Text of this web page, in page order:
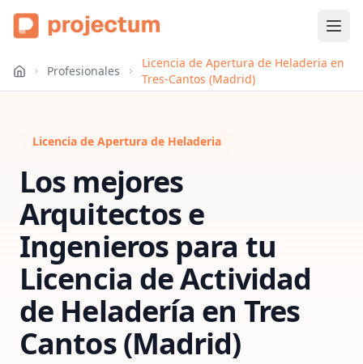
Profesionales
Licencia de Apertura de Heladeria en
Tres-Cantos (Madrid)
Licencia de Apertura de Heladeria
Los mejores
Arquitectos e
Ingenieros para tu
Licencia de Actividad
de Heladería en Tres
Cantos (Madrid)